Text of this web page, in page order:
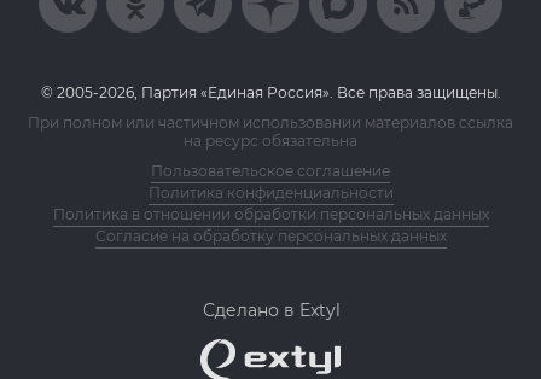
© 2005-2026, Партия «Единая Россия». Все права защищены.
При полном или частичном использовании материалов ссылка
на ресурс обязательна
Пользовательское соглашение
Политика конфиденциальности
Политика в отношении обработки персональных данных
Согласие на обработку персональных данных
Сделано в Extyl